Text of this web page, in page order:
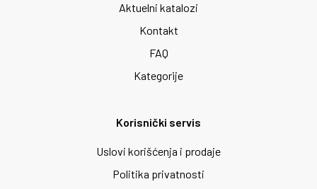
Aktuelni katalozi
Kontakt
FAQ
Kategorije
Korisnički servis
Uslovi korišćenja i prodaje
Politika privatnosti